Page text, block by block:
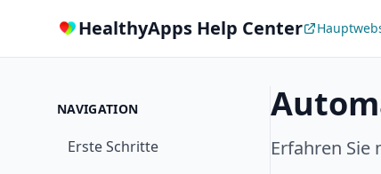
HealthyApps Help Center
NAVIGATION
Erste Schritte
Erfahren